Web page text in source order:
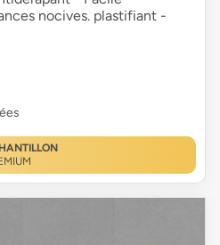
nocives. plastifiant -